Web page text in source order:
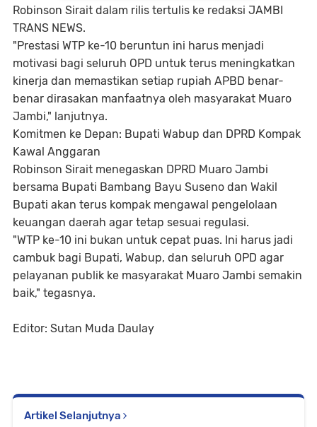
Robinson Sirait dalam rilis tertulis ke redaksi JAMBI
TRANS NEWS.
"Prestasi WTP ke-10 beruntun ini harus menjadi
motivasi bagi seluruh OPD untuk terus meningkatkan
kinerja dan memastikan setiap rupiah APBD benar-
benar dirasakan manfaatnya oleh masyarakat Muaro
Jambi," lanjutnya.
Komitmen ke Depan: Bupati Wabup dan DPRD Kompak
Kawal Anggaran
Robinson Sirait menegaskan DPRD Muaro Jambi
bersama Bupati Bambang Bayu Suseno dan Wakil
Bupati akan terus kompak mengawal pengelolaan
keuangan daerah agar tetap sesuai regulasi.
"WTP ke-10 ini bukan untuk cepat puas. Ini harus jadi
cambuk bagi Bupati, Wabup, dan seluruh OPD agar
pelayanan publik ke masyarakat Muaro Jambi semakin
baik," tegasnya.
Editor: Sutan Muda Daulay
Artikel Selanjutnya